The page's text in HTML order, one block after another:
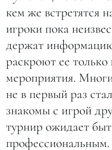
кем же встретятся
игроки пока
держат
раскроют ее только
мероприятия.
не в первый раз
знакомы с игрой
турнир ожидает
профессиональным.